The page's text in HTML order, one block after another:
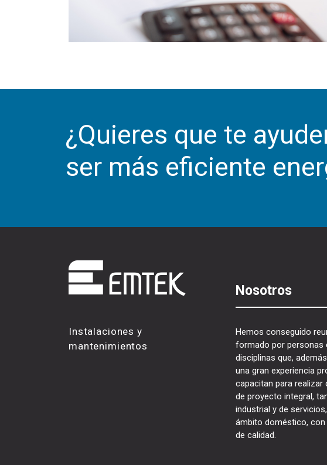
¿Quieres que te
ser más eficiente
Instalaciones y
mantenimientos
Nosotros
Hemos conseguido
formado por personas
disciplinas que,
una gran experiencia
capacitan para realizar
de proyecto integral,
industrial y de
ámbito doméstico,
de calidad.